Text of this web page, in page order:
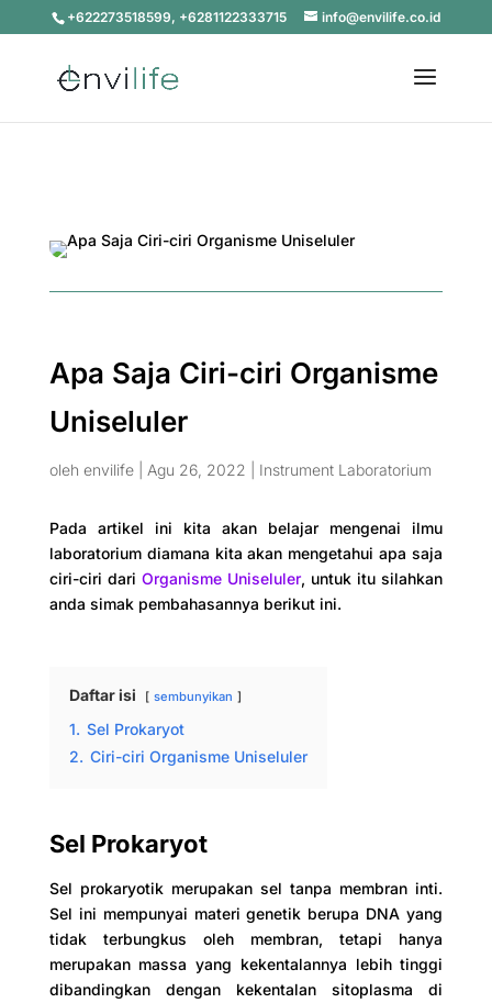
+622273518599, +6281122333715 info@envilife.co.id
Apa Saja Ciri-ciri Organisme
Uniseluler
oleh envilife| Agu 26, 2022 Instrument Laboratorium
Pada artikel ini kita akan belajar mengenai ilmu
laboratorium diamana kita akan mengetahui apa saja
ciri-ciri dariOrganisme Uniseluler, untuk itu silahkan
anda simak pembahasannya berikut ini.
Daftar isi sembunyikan
1. Sel Prokaryot
2. Ciri-ciri Organisme Uniseluler
Sel Prokaryot
Sel prokaryotik merupakan sel tanpa membran inti.
Sel ini mempunyai materi genetik berupa DNA yang
tidak terbungkus oleh membran, tetapi hanya
merupakan massa yang kekentalannya lebih tinggi
dibandingkan dengan kekentalan sitoplasma di